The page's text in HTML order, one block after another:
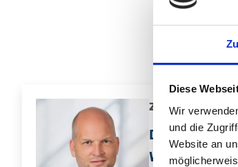
Diese
Wir
und die
Website an
Dr. med.
Weigel,